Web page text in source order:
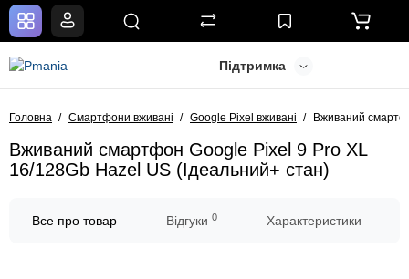
Підтримка
Головна Смартфони вживані Google Pixel вживані Вживаний
Вживаний смартфон Google Pixel 9 Pro XL
16/128Gb Hazel US (Ідеальний+ стан)
Все про товар Відгуки 0 Характеристики